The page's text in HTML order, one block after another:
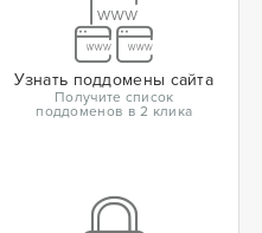
Узнать поддомены сайта
Получите список
поддоменов в 2 клика